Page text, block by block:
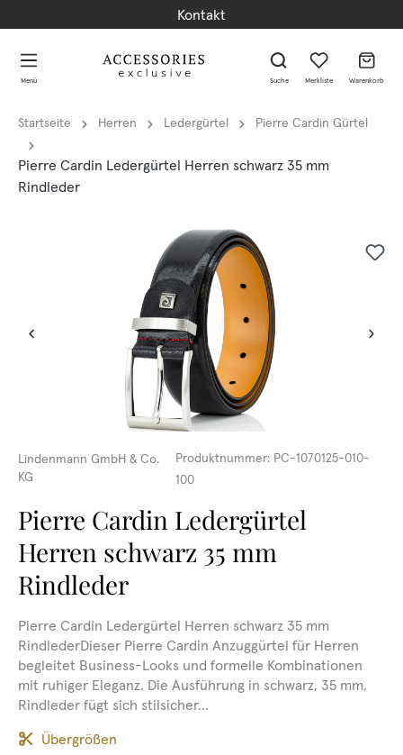
Kontakt
Menü Suche Merkliste Warenkorb
Startseite Herren Ledergürtel Pierre Cardin Gürtel
Pierre Cardin Ledergürtel Herren schwarz 35 mm
Rindleder
Lindenmann GmbH & Co.
KG
Produktnummer: PC-1070125-010-
100
Pierre Cardin Ledergürtel
Herren schwarz 35 mm
Rindleder
Pierre Cardin Ledergürtel Herren schwarz 35 mm
RindlederDieser Pierre Cardin Anzuggürtel für Herren
begleitet Business-Looks und formelle Kombinationen
mit ruhiger Eleganz. Die Ausführung in schwarz, 35 mm,
Rindleder fügt sich stilsicher...
Übergrößen